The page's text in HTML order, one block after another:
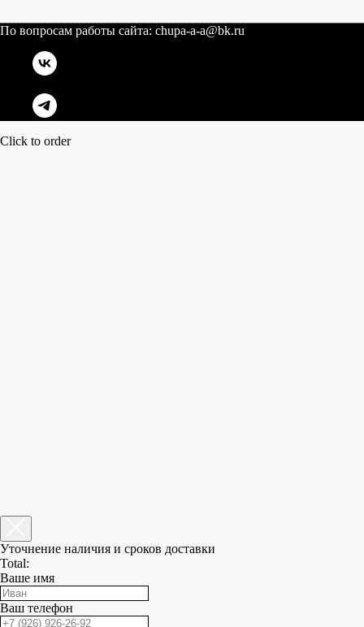
По вопросам работы сайта: chupa-a-a@bk.ru
Click to order
Уточнение наличия и сроков доставки
Total:
Ваше имя
Ваш телефон